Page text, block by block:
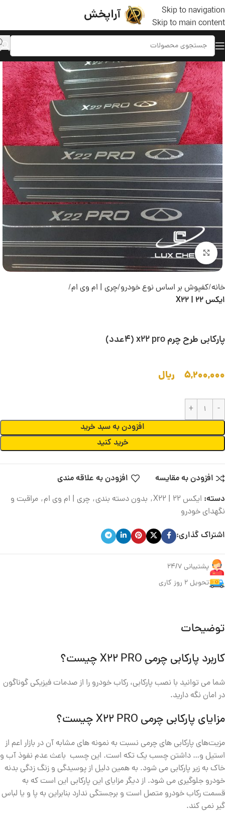
Skip to navigation
Skip to main content
بزرگنمایی تصویر
خانه کفپوش بر اساس نوع خودرو چری | ام وی ام
ایکس 22 | X22
پارکابی طرح چرم x22 pro (4عدد)
۵,۲۰۰,۰۰۰ ریال
افزودن به سبد خرید
خرید کنید
افزودن به مقایسه
افزودن به علاقه مندی
دسته: ایکس 22 | X22 , بدون دسته بندی, چری | ام وی ام, مراقبت و
نگهدای خودرو
اشتراک گذاری:
پشتیبانی 24/7
تحویل ۲ روز کاری
توضیحات
کاربرد پارکابی چرمی X22 PRO چیست؟
شما می توانید با نصب پارکابی، رکاب خودرو را از صدمات فیزیکی گوناگون
در امان نگه دارید.
مزایای پارکابی چرمی X22 PRO چیست؟
مزیت‌های پارکابی های چرمی نسبت به نمونه های مشابه آن در بازار اعم از
استیل و… داشتن چسب یک تکه است. این چسب باعث عدم نفوذ آب و
خاک به زیر پارکابی می شود. به همین دلیل از پوسیدگی و زنگ زدگی بدنه
خودرو جلوگیری می شود. از دیگر مزایای این پارکابی این است که به
قسمت رکاب خودرو متصل است و برجستگی ندارد بنابراین به پا و یا لباس
گیر نمی کند.